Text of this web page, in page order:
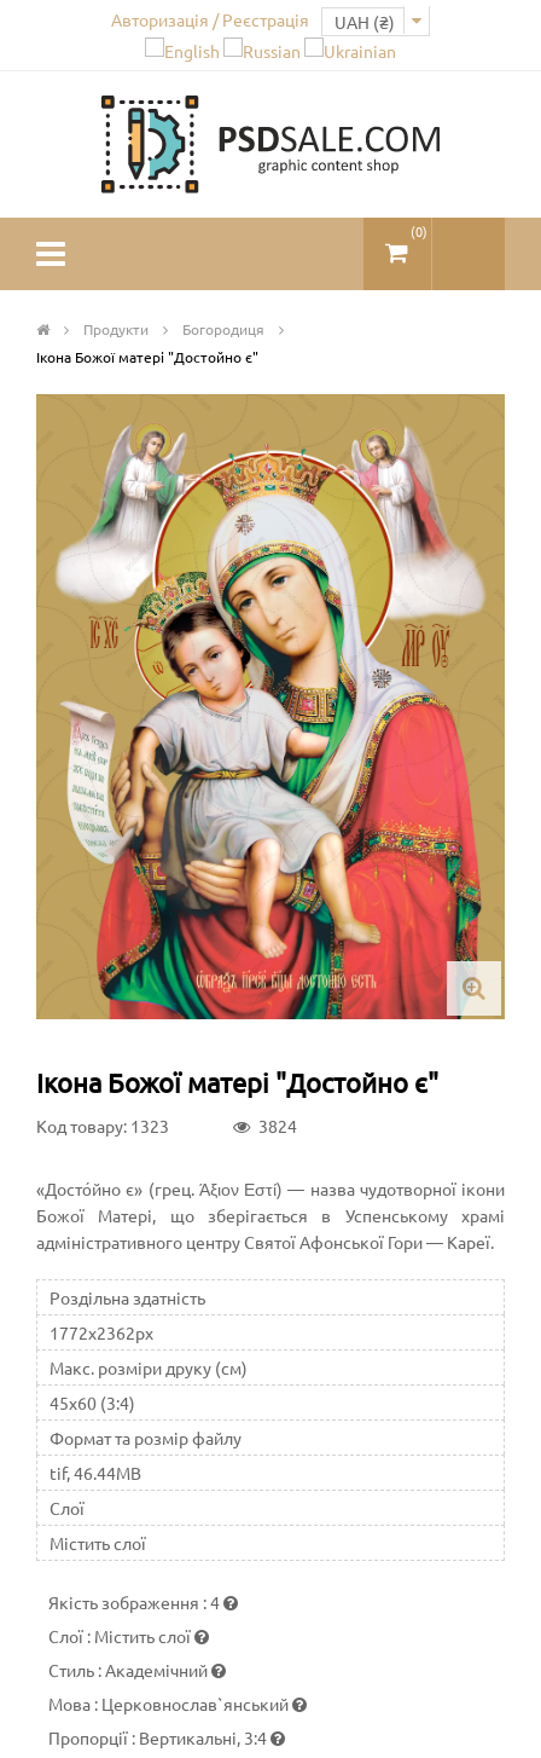
Авторизація / Реєстрація
(0)
Продукти
Богородиця
Ікона Божої матері "Достойно є"
Ікона Божої матері "Достойно є"
Код товару: 1323 3824
«Досто́йно є» (грец. Άξιον Εστί) — назва чудотворної ікони
Божої Матері, що зберігається в Успенському храмі
адміністративного центру Святої Афонської Гори — Кареї.
Роздільна здатність
1772x2362px
Макс. розміри друку (см)
45x60 (3:4)
Формат та розмір файлу
tif, 46.44MB
Слої
Містить слої
Якість зображення :4
Слої : Містить слої
Стиль :Академічний
Мова : Церковнослав`янський
Пропорції : Вертикальні, 3:4